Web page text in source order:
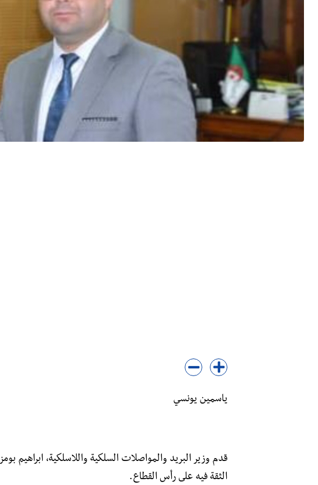
ياسمين يونسي
قدم وزير البريد والمواصلات السلكية واللاسلكية، ابراهيم
الثقة فيه على رأس القطاع.